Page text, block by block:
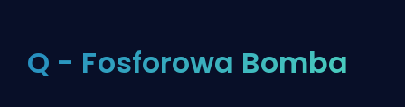
Q - Fosforowa Bomba